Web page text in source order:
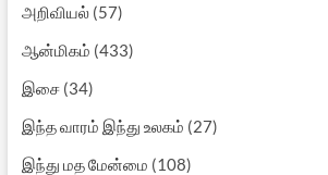
அறிவியல்(57)
ஆன்மிகம் (433)
இசை(34)
இந்த வாரம் இந்து உலகம் (27)
இந்து மத மேன்மை (108)